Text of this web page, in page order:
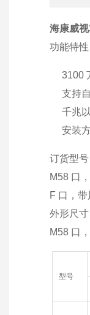
海康威
功能特性
3100
支持
千兆
安装
订货型号
M58 口
F 口，
外形尺寸
M58 口
型号